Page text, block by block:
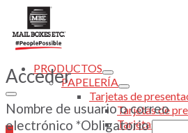
PRODUCTOS
PAPELERÍA
Tarjetas de
Tarjetas de
Tarjetas de
Acceder
Nombre de usuario o correo
electrónico *Obligatorio